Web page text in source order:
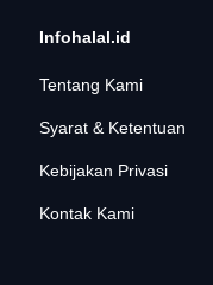
Infohalal.id
Tentang Kami
Syarat & Ketentuan
Kebijakan Privasi
Kontak Kami